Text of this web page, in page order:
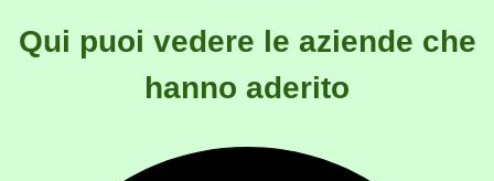
Qui puoi vedere le aziende che
hanno aderito